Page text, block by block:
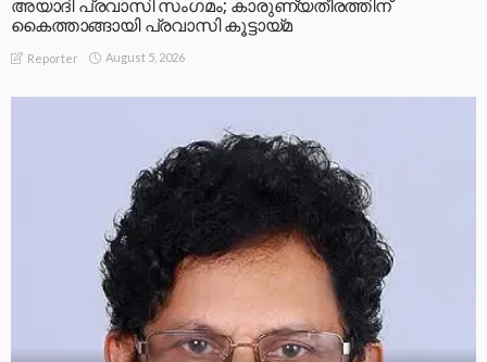
അയാദി പ്രവാസി സംഗമം; കാരുണ്യതീരത്തിന്
കൈത്താങ്ങായി പ്രവാസി കൂട്ടായ്മ
Reporter August 5, 2026